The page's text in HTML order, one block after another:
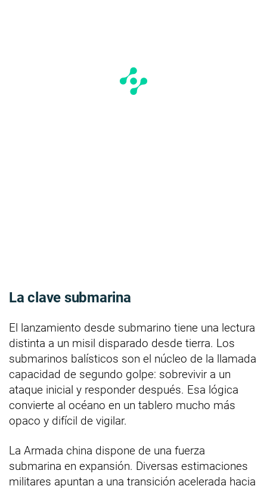
La clave submarina
El lanzamiento desde submarino tiene una lectura
distinta a un misil disparado desde tierra. Los
submarinos balísticos son el núcleo de la llamada
capacidad de segundo golpe: sobrevivir a un
ataque inicial y responder después. Esa lógica
convierte al océano en un tablero mucho más
opaco y difícil de vigilar.
La Armada china dispone de una fuerza
submarina en expansión. Diversas estimaciones
militares apuntan a una transición acelerada hacia